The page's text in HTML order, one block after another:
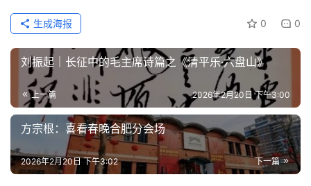
0 0
生成海报
刘振起｜长征中的毛主席诗篇之《清平乐·六盘山》
上一篇 2026年2月20日 下午3:00
方宗根：喜看春晚合肥分会场
下一篇
2026年2月20日 下午3:02